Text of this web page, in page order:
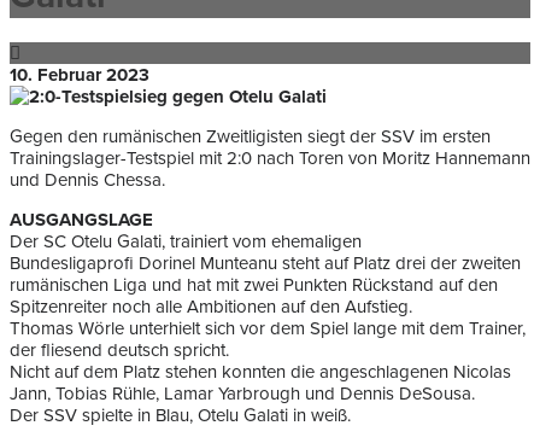
10. Februar 2023
Gegen den rumänischen Zweitligisten siegt der SSV im ersten
Trainingslager-Testspiel mit 2:0 nach Toren von Moritz Hannemann
und Dennis Chessa.
AUSGANGSLAGE
Der SC Otelu Galati, trainiert vom ehemaligen
Bundesligaprofi Dorinel Munteanu steht auf Platz drei der zweiten
rumänischen Liga und hat mit zwei Punkten Rückstand auf den
Spitzenreiter noch alle Ambitionen auf den Aufstieg.
Thomas Wörle unterhielt sich vor dem Spiel lange mit dem Trainer,
der fliesend deutsch spricht.
Nicht auf dem Platz stehen konnten die angeschlagenen Nicolas
Jann, Tobias Rühle, Lamar Yarbrough und Dennis DeSousa.
Der SSV spielte in Blau, Otelu Galati in weiß.